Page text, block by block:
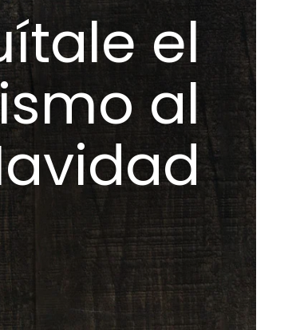
el
al